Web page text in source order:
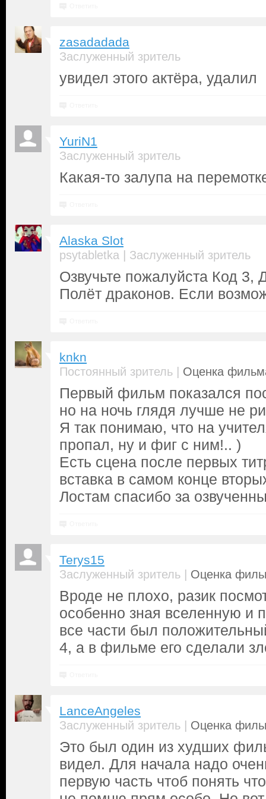
zasadadada
Заслуженный зритель
увидел этого актёра, удалил
YuriN1
Заслуженный зритель
Какая-то залупа на
Alaska Slot
psytabletka | Заслуженный зритель
Озвучьте пожалуйста Код 3,
Полёт драконов. Если
knkn
Постоянный зритель | Оценка
Первый фильм показался
но на ночь глядя лучше не
Я так понимаю, что на
пропал, ну и фиг с ним!.. )
Есть сцена после первых
вставка в самом конце
Лостам спасибо за
Terys15
Заслуженный зритель | Оценка
Вроде не плохо, разик
особенно зная вселенную и
все части был
4, а в фильме его сделали
LanceAngeles
Заслуженный зритель | Оценка
Это был один из худших
видел. Для начала надо
первую часть чтоб понять